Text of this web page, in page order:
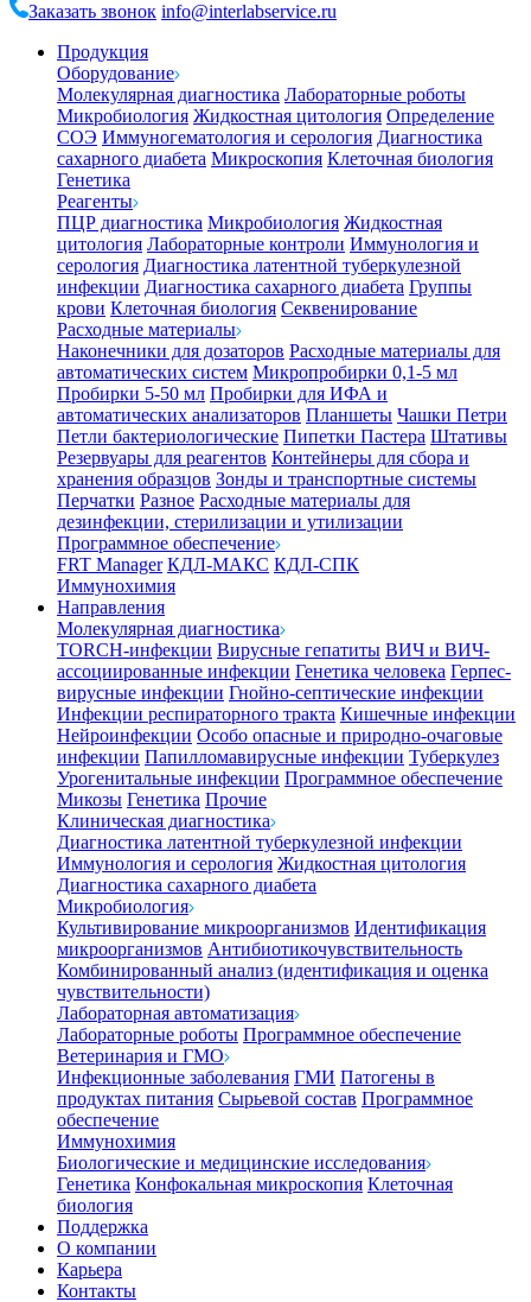
Заказать звонок info@interlabservice.ru
Продукция
Оборудование
Молекулярная диагностика Лабораторные роботы
Микробиология Жидкостная цитология Определение
СОЭ Иммуногематология и серология Диагностика
сахарного диабета Микроскопия Клеточная биология
Генетика
Реагенты
ПЦР диагностика Микробиология Жидкостная
цитология Лабораторные контроли Иммунология и
серология Диагностика латентной туберкулезной
инфекции Диагностика сахарного диабета Группы
крови Клеточная биология Секвенирование
Расходные материалы
Наконечники для дозаторов Расходные материалы для
автоматических систем Микропробирки 0,1-5 мл
Пробирки 5-50 мл Пробирки для ИФА и
автоматических анализаторов Планшеты Чашки Петри
Петли бактериологические Пипетки Пастера Штативы
Резервуары для реагентов Контейнеры для сбора и
хранения образцов Зонды и транспортные системы
Перчатки Разное Расходные материалы для
дезинфекции, стерилизации и утилизации
Программное обеспечение
FRT Manager КДЛ-МАКС КДЛ-СПК
Иммунохимия
Направления
Молекулярная диагностика
TORCH-инфекции Вирусные гепатиты ВИЧ и ВИЧ-
ассоциированные инфекции Генетика человека Герпес-
вирусные инфекции Гнойно-септические инфекции
Инфекции респираторного тракта Кишечные инфекции
Нейроинфекции Особо опасные и природно-очаговые
инфекции Папилломавирусные инфекции Туберкулез
Урогенитальные инфекции Программное обеспечение
Микозы Генетика Прочие
Клиническая диагностика
Диагностика латентной туберкулезной инфекции
Иммунология и серология Жидкостная цитология
Диагностика сахарного диабета
Микробиология
Культивирование микроорганизмов Идентификация
микроорганизмов Антибиотикочувствительность
Комбинированный анализ (идентификация и оценка
чувствительности)
Лабораторная автоматизация
Лабораторные роботы Программное обеспечение
Ветеринария и ГМО
Инфекционные заболевания ГМИ Патогены в
продуктах питания Сырьевой состав Программное
обеспечение
Иммунохимия
Биологические и медицинские исследования
Генетика Конфокальная микроскопия Клеточная
биология
Поддержка
О компании
Карьера
Контакты